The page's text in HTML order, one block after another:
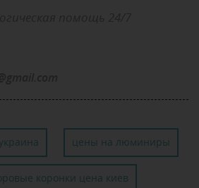
цены на люминиры
коронки цена киев